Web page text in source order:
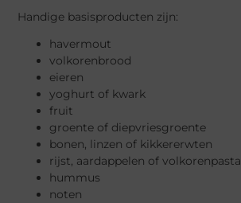
Handige basisproducten zijn:
havermout
volkorenbrood
eieren
yoghurt of kwark
fruit
groente of diepvriesgroente
bonen, linzen of kikkererwten
rijst, aardappelen of volkorenpasta
hummus
noten